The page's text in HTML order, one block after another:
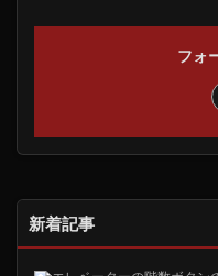
フォ
新着記事